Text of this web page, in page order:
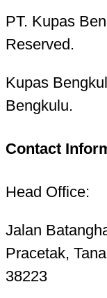
PT. Kupas
Reserved.
Kupas
Bengkulu.
Contact
Head Office:
Jalan
Pracetak,
38223